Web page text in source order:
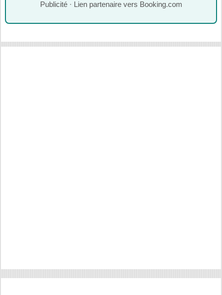
Publicité · Lien partenaire vers Booking.com